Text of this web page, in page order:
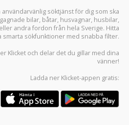
användarvänlig söktjänst för dig som ska
bilar, båtar, husvagnar, husbilar,
eller andra fordon från hela Sverige. Hitta
smarta sökfunktioner med snabba filter.
Klicket och delar det du gillar med dina
vänner!
Ladda ner Klicket-appen gratis: